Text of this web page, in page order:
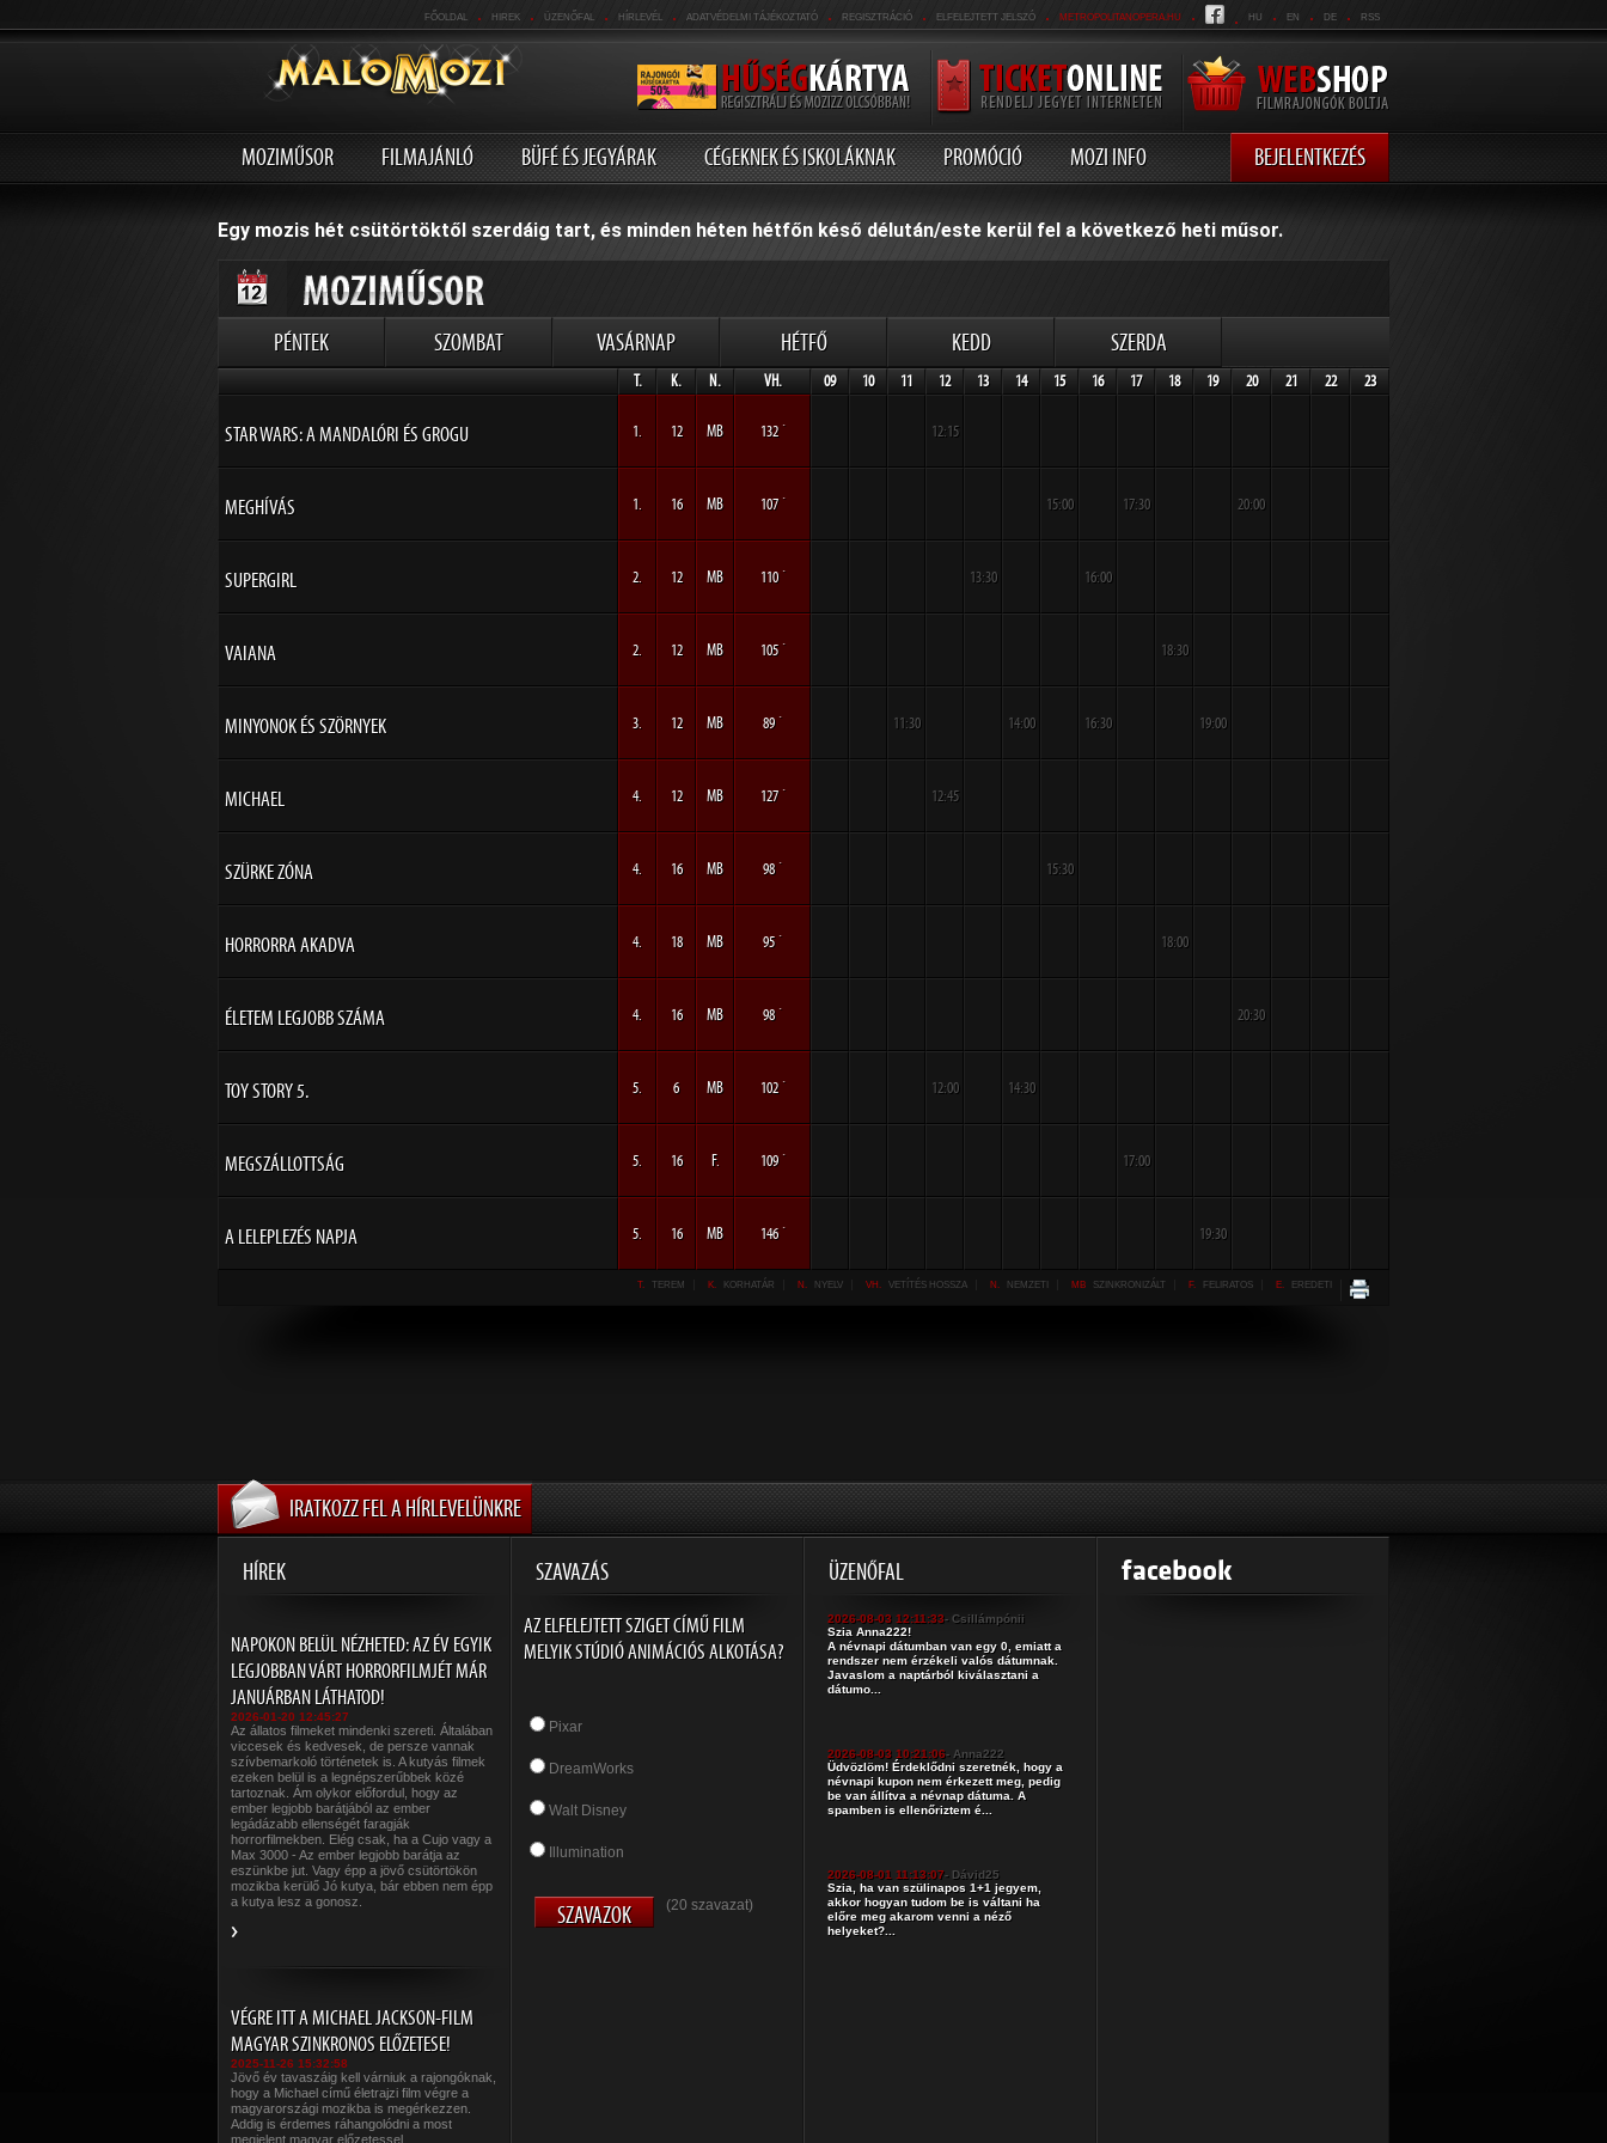
FŐOLDAL . HIREK . ÜZENŐFAL . HÍRLEVÉL . ADATVÉDELMI TÁJÉKOZTATÓ . REGISZTRÁCIÓ . ELFELEJTETT JELSZÓ . METROPOLITANOPERA.HU . . HU . EN . DE . RSS
MOZIMŰSOR FILMAJÁNLÓ BÜFÉ ÉS JEGYÁRAK CÉGEKNEK ÉS ISKOLÁKNAK PROMÓCIÓ MOZI INFO BEJELENTKEZÉS
Egy mozis hét csütörtöktől szerdáig tart, és minden héten hétfőn késő délután/este kerül fel a következő heti műsor.
PÉNTEK SZOMBAT VASÁRNAP HÉTFŐ KEDD SZERDA
T. K. N. VH. 09 10 11 12 13 14 15 16 17 18 19 20 21 22 23
STAR WARS: A MANDALÓRI ÉS GROGU 1. 12 MB 132 ´ 12:15
MEGHÍVÁS 1. 16 MB 107 ´ 15:00 17:30 20:00
SUPERGIRL 2. 12 MB 110 ´ 13:30 16:00
VAIANA 2. 12 MB 105 ´ 18:30
MINYONOK ÉS SZÖRNYEK 3. 12 MB 89 ´ 11:30 14:00 16:30 19:00
MICHAEL 4. 12 MB 127 ´ 12:45
SZÜRKE ZÓNA 4. 16 MB 98 ´ 15:30
HORRORRA AKADVA 4. 18 MB 95 ´ 18:00
ÉLETEM LEGJOBB SZÁMA 4. 16 MB 98 ´ 20:30
TOY STORY 5. 5. 6 MB 102 ´ 12:00 14:30
MEGSZÁLLOTTSÁG 5. 16 F. 109 ´ 17:00
A LELEPLEZÉS NAPJA 5. 16 MB 146 ´ 19:30
T. TEREM K. KORHATÁR N. NYELV VH. VETÍTÉS HOSSZA N. NEMZETI MB SZINKRONIZÁLT F. FELIRATOS E. EREDETI
IRATKOZZ FEL A HÍRLEVELÜNKRE
HÍREK SZAVAZÁS ÜZENŐFAL
NAPOKON BELÜL NÉZHETED: AZ ÉV EGYIK
LEGJOBBAN VÁRT HORRORFILMJÉT MÁR
JANUÁRBAN LÁTHATOD!
2026-01-20 12:45:27
Az állatos filmeket mindenki szereti. Általában
viccesek és kedvesek, de persze vannak
szívbemarkoló történetek is. A kutyás filmek
ezeken belül is a legnépszerűbbek közé
tartoznak. Ám olykor előfordul, hogy az
ember legjobb barátjából az ember
legádázabb ellenségét faragják
horrorfilmekben. Elég csak, ha a Cujo vagy a
Max 3000 - Az ember legjobb barátja az
eszünkbe jut. Vagy épp a jövő csütörtökön
mozikba kerülő Jó kutya, bár ebben nem épp
a kutya lesz a gonosz.
VÉGRE ITT A MICHAEL JACKSON-FILM
MAGYAR SZINKRONOS ELŐZETESE!
2025-11-26 15:32:58
Jövő év tavaszáig kell várniuk a rajongóknak,
hogy a Michael című életrajzi film végre a
magyarországi mozikba is megérkezzen.
Addig is érdemes ráhangolódni a most
megjelent magyar előzetessel.
AZ ELFELEJTETT SZIGET CÍMŰ FILM
MELYIK STÚDIÓ ANIMÁCIÓS ALKOTÁSA?
Pixar
DreamWorks
Walt Disney
Illumination
(20 szavazat)
2026-08-03 12:11:33- Csillámpónii
Szia Anna222!
A névnapi dátumban van egy 0, emiatt a
rendszer nem érzékeli valós dátumnak.
Javaslom a naptárból kiválasztani a
dátumo...
2026-08-03 10:21:06- Anna222
Üdvözlöm! Érdeklődni szeretnék, hogy a
névnapi kupon nem érkezett meg, pedig
be van állítva a névnap dátuma. A
spamben is ellenőriztem é...
2026-08-01 11:13:07- Dávid25
Szia, ha van szülinapos 1+1 jegyem,
akkor hogyan tudom be is váltani ha
előre meg akarom venni a néző
helyeket?...